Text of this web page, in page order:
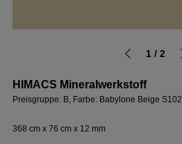
1 / 2
HIMACS Mineralwerkstoff
Preisgruppe: B, Farbe: Babylone Beige S102
368 cm x 76 cm x 12 mm